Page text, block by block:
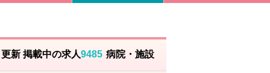
新 掲載中の求人9485 病院・施設